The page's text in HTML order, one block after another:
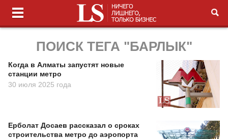
ПОИСК ТЕГА "БАРЛЫК"
Когда в Алматы запустят новые
станции метро
30 июля 2025 года
Ерболат Досаев рассказал о сроках
строительства метро до аэропорта